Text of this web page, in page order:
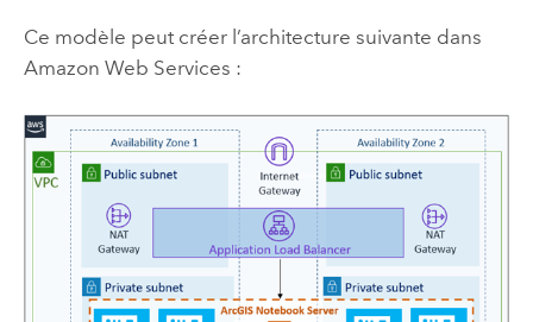
Ce modèle peut créer l’architecture suivante dans
Amazon Web Services :